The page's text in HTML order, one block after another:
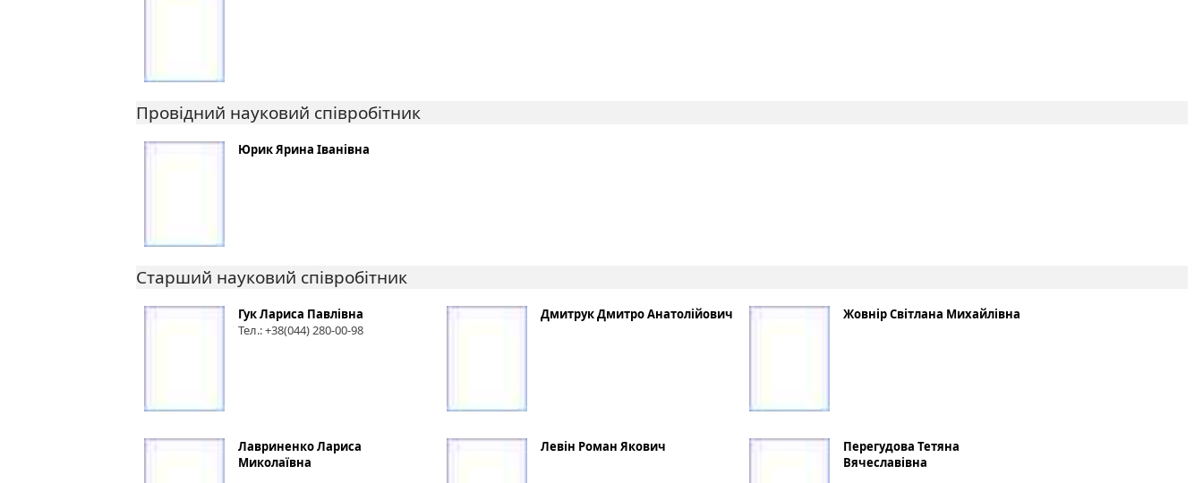
Провідний науковий співробітник
Юрик Ярина Іванівна
Старший науковий співробітник
Гук Лариса Павлівна
Тел.: +38(044) 280-00-98
Дмитрук Дмитро Анатолійович Жовнір Світлана Михайлівна
Лавриненко Лариса
Миколаївна
Левін Роман Якович
Перегудова Тетяна
Вячеславівна